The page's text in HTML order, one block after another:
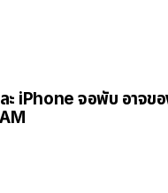
iPhone จอพับ อาจขอ